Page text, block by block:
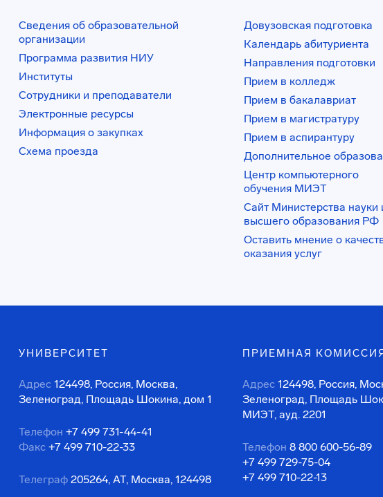
Сведения об образовательной
организации
Программа развития НИУ
Институты
Сотрудники и преподаватели
Электронные ресурсы
Информация о закупках
Схема проезда
Довузовская подготовка
Календарь абитуриента
Направления подготовки
Прием в колледж
Прием в бакалавриат
Прием в магистратуру
Прием в аспирантуру
Дополнительное
Центр компьютерного
обучения МИЭТ
Сайт Министерства науки
высшего образования РФ
Оставить мнение о
оказания услуг
УНИВЕРСИТЕТ
Адрес 124498, Россия, Москва,
Зеленоград, Площадь Шокина, дом 1
Телефон +7 499 731-44-41
Факс +7 499 710-22-33
Телеграф 205264, АТ, Москва, 124498
ПРИЕМНАЯ
Адрес 124498, Россия,
Зеленоград, Площадь
МИЭТ, ауд. 2201
Телефон 8 800 600-56-89
+7 499 729-75-04
+7 499 710-22-13